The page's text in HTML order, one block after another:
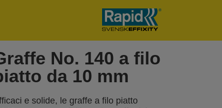
No. 140 a filo
da 10 mm
e solide, le graffe a filo piatto